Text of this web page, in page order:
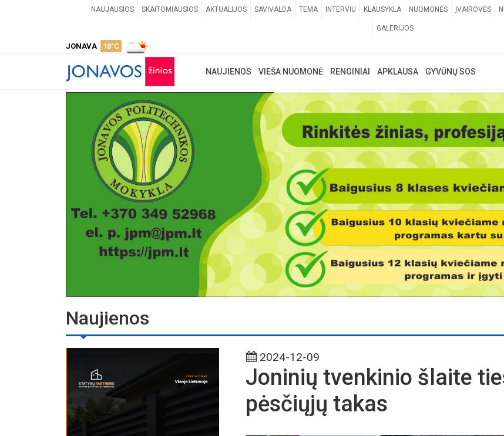
NAUJAUSIOS SKAITOMIAUSIOS AKTUALIJOS SAVIVALDA TEMA INTERVIU KLAUSYKLA NUOMONĖS ĮVAIROVĖS
GALERIJOS
JONAVA 18°C
NAUJIENOS VIEŠA NUOMONĖ RENGINIAI APKLAUSA GYVŪNŲ SOS
Naujienos
2024-12-09
Joninių tvenkinio šlaite
pėsčiųjų takas